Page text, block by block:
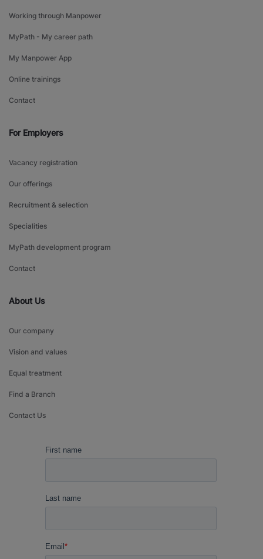
Working through Manpower
MyPath - My career path
My Manpower App
Online trainings
Contact
For Employers
Vacancy registration
Our offerings
Recruitment & selection
Specialities
MyPath development program
Contact
About Us
Our company
Vision and values
Equal treatment
Find a Branch
Contact Us